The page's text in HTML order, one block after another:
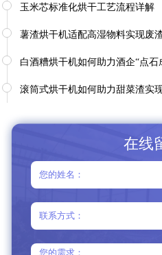
玉米芯标准化烘干工艺流程详解
薯渣烘干机适配高湿物料实现废渣
白酒糟烘干机如何助力酒企“点石
滚筒式烘干机如何助力甜菜渣实现
在线